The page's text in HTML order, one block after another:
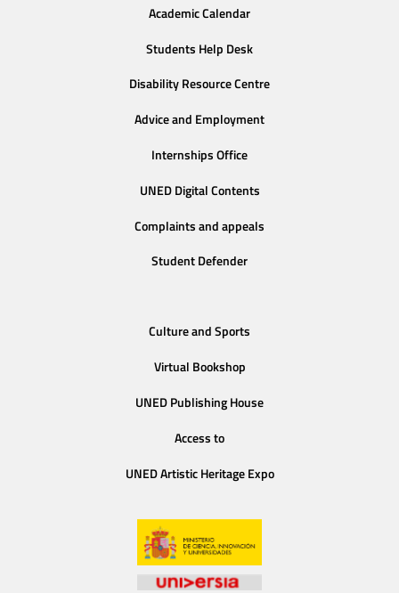
Academic Calendar
Students Help Desk
Disability Resource Centre
Advice and Employment
Internships Office
UNED Digital Contents
Complaints and appeals
Student Defender
Culture and Sports
Virtual Bookshop
UNED Publishing House
Access to
UNED Artistic Heritage Expo